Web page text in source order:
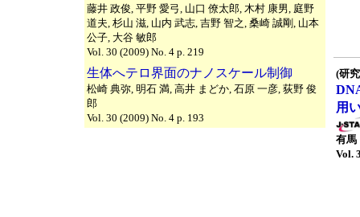
藤井 政俊, 平野 愛弓, 山口 僚太郎, 木村 康男, 庭野
道夫, 杉山 滋, 山内 武志, 吉野 智之, 桑崎 誠剛, 山本
公子, 大谷 敏郎
Vol. 30 (2009) No. 4 p. 219
生体へテロ界面のナノスケール制御
松崎 典弥, 明石 満, 高井 まどか, 石原 一彦, 荻野 俊
郎
Vol. 30 (2009) No. 4 p. 193
(研
用
有
Vol.